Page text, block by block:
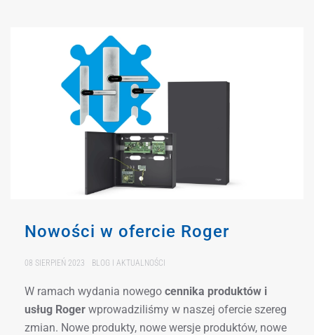
Nowości w ofercie Roger
08 SIERPIEŃ 2023 BLOG I AKTUALNOŚCI
W ramach wydania nowego cennika produktów i
usług Roger wprowadziliśmy w naszej ofercie szereg
zmian. Nowe produkty, nowe wersje produktów, nowe